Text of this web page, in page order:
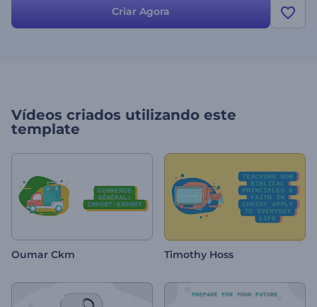
propagandas de software, sites, aplicativos, projetos corporativos,
vídeos pessoais e muito mais. Navegue pela nossa biblioteca para
Criar Agora
Vídeos criados utilizando este
template
Oumar Ckm Timothy Hoss